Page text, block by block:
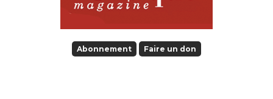
Abonnement Faire un don